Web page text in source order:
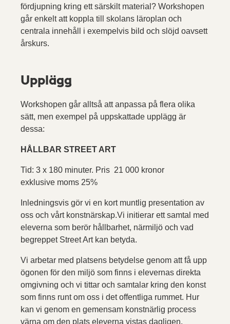
fördjupning kring ett särskilt material? Workshopen
går enkelt att koppla till skolans läroplan och
centrala innehåll i exempelvis bild och slöjd oavsett
årskurs.
Upplägg
Workshopen går alltså att anpassa på flera olika
sätt, men exempel på uppskattade upplägg är
dessa:
HÅLLBAR STREET ART
Tid: 3 x 180 minuter. Pris 21 000 kronor
exklusive moms 25%
Inledningsvis gör vi en kort muntlig presentation av
oss och vårt konstnärskap.Vi initierar ett samtal med
eleverna som berör hållbarhet, närmiljö och vad
begreppet Street Art kan betyda.
Vi arbetar med platsens betydelse genom att få upp
ögonen för den miljö som finns i elevernas direkta
omgivning och vi tittar och samtalar kring den konst
som finns runt om oss i det offentliga rummet. Hur
kan vi genom en gemensam konstnärlig process
värna om den plats eleverna vistas dagligen.